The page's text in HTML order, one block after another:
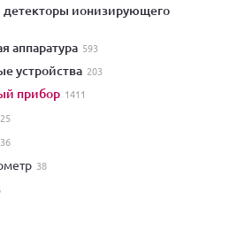
аппаратура 593
устройства 203
прибор 1411
25
36
38